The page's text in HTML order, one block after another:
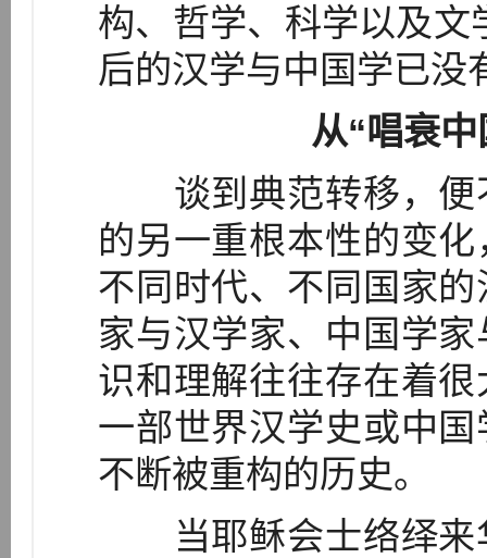
构、哲学、科学以及文
后的汉学与中国学已没
从“唱衰
谈到典范转移，便
的另一重根本性的变
不同时代、不同国家
家与汉学家、中国学
识和理解往往存在着
一部世界汉学史或中
不断被重构的历史。
当耶稣会士络绎来